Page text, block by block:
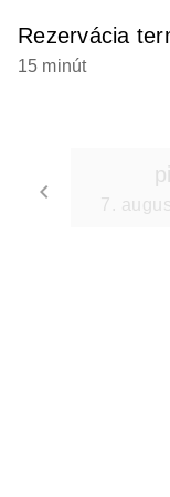
Rezervácia
15 minút
keyboard_arrow_left
Go
pi
7.